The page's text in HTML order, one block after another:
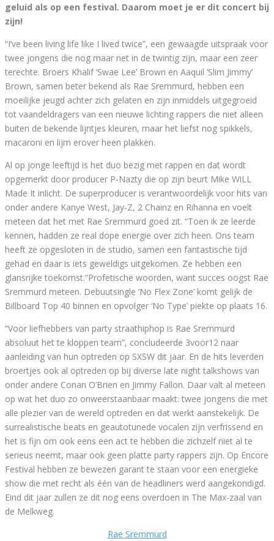
geluid als op een festival. Daarom moet je er dit concert bij
zijn!
“I’ve been living life like I lived twice”, een gewaagde uitspraak voor
twee jongens die nog maar net in de twintig zijn, maar een zeer
terechte. Broers Khalif ‘Swae Lee’ Brown en Aaquil ‘Slim Jimmy’
Brown, samen beter bekend als Rae Sremmurd, hebben een
moeilijke jeugd achter zich gelaten en zijn inmiddels uitgegroeid
tot vaandeldragers van een nieuwe lichting rappers die niet alleen
buiten de bekende lijntjes kleuren, maar het liefst nog spikkels,
macaroni en lijm erover heen plakken.
Al op jonge leeftijd is het duo bezig met rappen en dat wordt
opgemerkt door producer P-Nazty die op zijn beurt Mike WiLL
Made It inlicht. De superproducer is verantwoordelijk voor hits van
onder andere Kanye West, Jay-Z, 2 Chainz en Rihanna en voelt
meteen dat het met Rae Sremmurd goed zit. “Toen ik ze leerde
kennen, hadden ze real dope energie over zich heen. Ons team
heeft ze opgesloten in de studio, samen een fantastische tijd
gehad en daar is iets geweldigs uitgekomen. Ze hebben een
glansrijke toekomst.”Profetische woorden, want succes oogst Rae
Sremmurd meteen. Debuutsingle ‘No Flex Zone’ komt gelijk de
Billboard Top 40 binnen en opvolger ‘No Type’ piekte op plaats 16.
“Voor liefhebbers van party straathiphop is Rae Sremmurd
absoluut het te kloppen team”, concludeerde 3voor12 naar
aanleiding van hun optreden op SXSW dit jaar. En de hits leverden
broertjes ook al optreden op bij diverse late night talkshows van
onder andere Conan O’Brien en Jimmy Fallon. Daar valt al meteen
op wat het duo zo onweerstaanbaar maakt: twee jongens die met
alle plezier van de wereld optreden en dat werkt aanstekelijk. De
surrealistische beats en geautotunede vocalen zijn verfrissend en
het is fijn om ook eens een act te hebben die zichzelf niet al te
serieus neemt, maar ook geen platte party rappers zijn. Op Encore
Festival hebben ze bewezen garant te staan voor een energieke
show die met recht als één van de headliners werd aangekondigd.
Eind dit jaar zullen ze dit nog eens overdoen in The Max-zaal van
de Melkweg.
Rae Sremmurd